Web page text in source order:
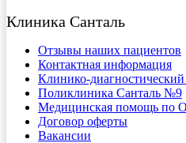
Клиника Санталь
Отзывы наших пациентов
Контактная информация
Клинико-
Поликлиника Санталь №9
Медицинская помощь по
Договор оферты
Вакансии